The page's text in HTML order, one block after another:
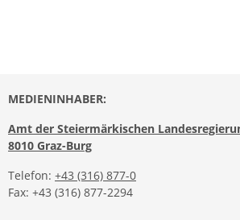
MEDIENINHABER:
Amt der Steiermärkischen
8010 Graz-Burg
Telefon: +43 (316) 877-0
Fax: +43 (316) 877-2294